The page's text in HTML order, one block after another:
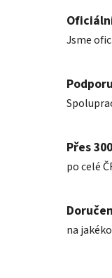
Jsme
Přes
po celé
na